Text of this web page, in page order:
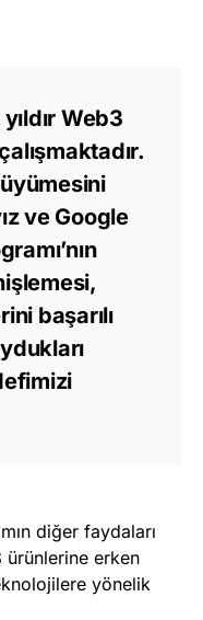
Web3
ve Google
başarılı
diğer faydaları
ürünlerine erken
yönelik